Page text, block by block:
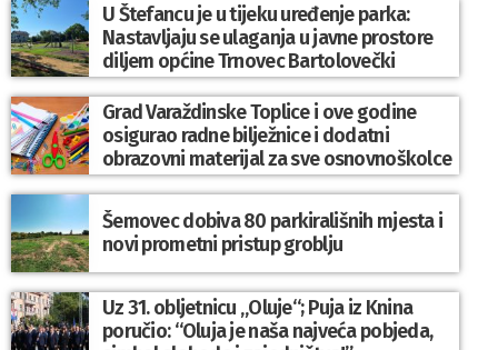
U Štefancu je u tijeku uređenje parka:
Nastavljaju se ulaganja u javne prostore
diljem općine Trnovec Bartolovečki
Grad Varaždinske Toplice i ove godine
osigurao radne bilježnice i dodatni
obrazovni materijal za sve osnovnoškolce
Šemovec dobiva 80 parkirališnih mjesta i
novi prometni pristup groblju
Uz 31. obljetnicu „Oluje“; Puja iz Knina
poručio: “Oluja je naša najveća pobjeda,